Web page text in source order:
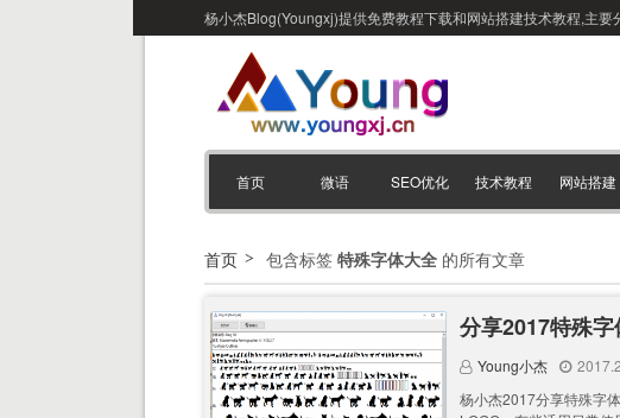
杨小杰Blog(Youngxj)提供免费教程下载和网站搭建技术教程,主
首页 微语 SEO优化 技术教程 网站搭建
首页 包含标签 特殊字体大全 的所有文章
分享2017特殊
Young小杰
杨小杰2017分享特殊字